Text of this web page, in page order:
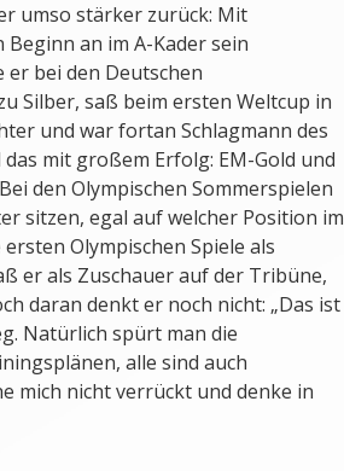
umso stärker zurück: Mit
an im A-Kader sein
bei den Deutschen
Silber, saß beim ersten Weltcup in
und war fortan Schlagmann des
mit großem Erfolg: EM-Gold und
den Olympischen Sommerspielen
sitzen, egal auf welcher Position im
Olympischen Spiele als
er als Zuschauer auf der Tribüne,
daran denkt er noch nicht: „Das ist
Natürlich spürt man die
alle sind auch
mich nicht verrückt und denke in